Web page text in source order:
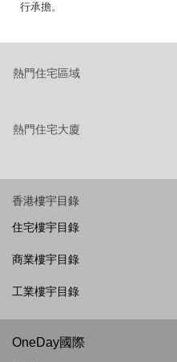
行承擔。
熱門住宅區域
熱門住宅大廈
香港樓宇目錄
住宅樓宇目錄
商業樓宇目錄
工業樓宇目錄
OneDay國際